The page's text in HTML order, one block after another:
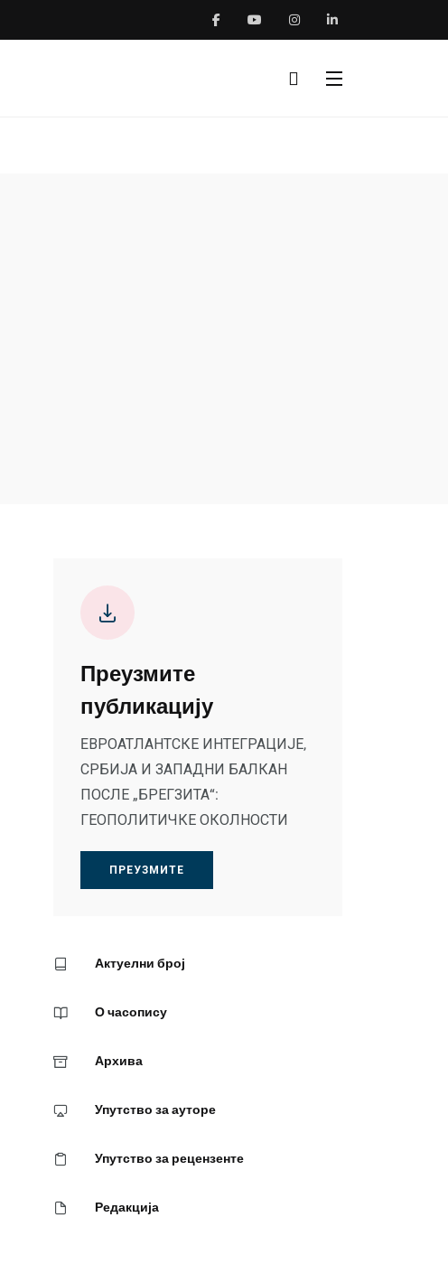
Преузмите
публикацију
EВРОАТЛАНТСКЕ ИНТЕГРАЦИЈЕ,
СРБИЈА И ЗАПАДНИ БАЛКАН
ПОСЛЕ „БРЕГЗИТА“:
ГЕОПОЛИТИЧКЕ ОКОЛНОСТИ
ПРЕУЗМИТЕ
Актуелни број
О часопису
Архива
Упутство за ауторе
Упутство за рецензенте
Редакција